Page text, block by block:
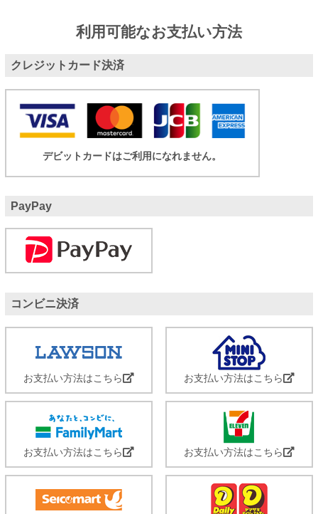
利用可能なお支払い方法
クレジットカード決済
デビットカードはご利用になれません。
PayPay
コンビニ決済
お支払い方法はこちら お支払い方法はこちら
お支払い方法はこちら お支払い方法はこちら